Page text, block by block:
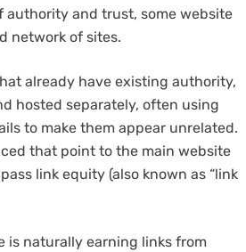
authority and trust, some website
network of sites.
already have existing authority,
hosted separately, often using
to make them appear unrelated.
that point to the main website
link equity (also known as “link
is naturally earning links from